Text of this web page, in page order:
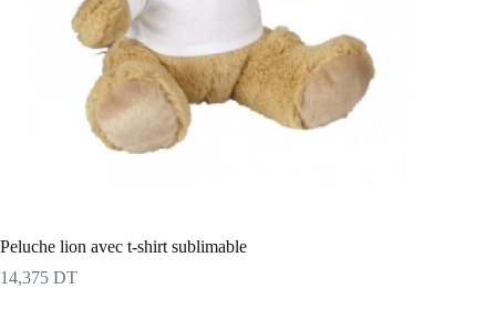
Peluche lion avec t-shirt sublimable
14,375 DT